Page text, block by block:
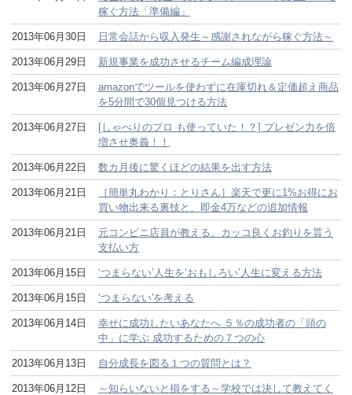
稼ぐ方法「準備編」
2013年06月30日 日常会話から収入発生～感謝されながら稼ぐ方法～
2013年06月29日 新規事業を成功させるチーム編成理論
2013年06月27日
amazonでツールを使わずに在庫切れ＆定価超え商品
を5分間で30個見つける方法
2013年06月27日
[しゃべりのプロ も使っていた！？] プレゼン力を倍
増させ奥義！！
2013年06月22日 数カ月後に驚くほどの結果を出す方法
2013年06月21日
［簡単丸わかり：とりさん］楽天で更に1%お得にお
買い物出来る裏技と、即金4万などの追加情報
2013年06月21日
元コンビニ店員が教える。カッコ良くお釣りを貰う
支払い方
2013年06月15日 ‘つまらない’人生を‘おもしろい’人生に変える方法
2013年06月15日 ‘つまらない'を考える
2013年06月14日
幸せに成功したいあなたへ ５％の成功者の「頭の
中」に学ぶ 成功するための７つの心
2013年06月13日 自分成長を図る１つの質問とは？
2013年06月12日
～知らいないと損をする～学校では決して教えてく